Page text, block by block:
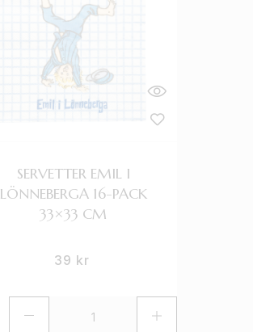
SERVETTER EMIL I
LÖNNEBERGA 16-PACK
33×33 CM
39 kr